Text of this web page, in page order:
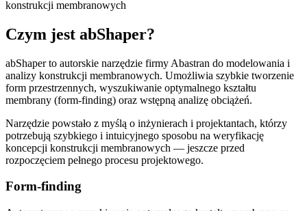
konstrukcji membranowych
Czym jest abShaper?
abShaper to autorskie narzędzie firmy Abastran do modelowania i
analizy konstrukcji membranowych. Umożliwia szybkie tworzenie
form przestrzennych, wyszukiwanie optymalnego kształtu
membrany (form-finding) oraz wstępną analizę obciążeń.
Narzędzie powstało z myślą o inżynierach i projektantach, którzy
potrzebują szybkiego i intuicyjnego sposobu na weryfikację
koncepcji konstrukcji membranowych — jeszcze przed
rozpoczęciem pełnego procesu projektowego.
Form-finding